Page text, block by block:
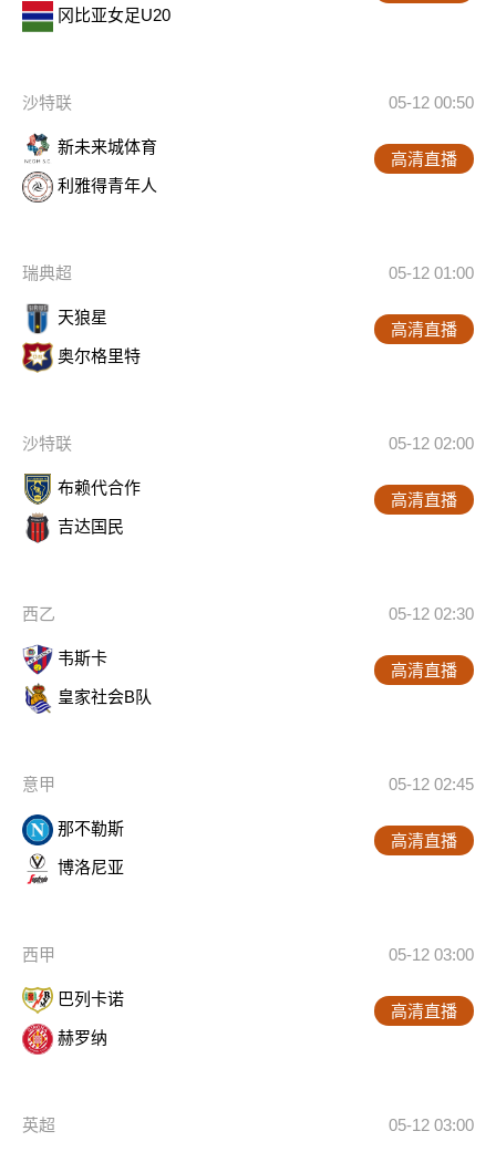
冈比亚女足U20
沙特联 05-12 00:50
新未来城体育
利雅得青年人
高清直播
瑞典超 05-12 01:00
天狼星
奥尔格里特
高清直播
沙特联 05-12 02:00
布赖代合作
吉达国民
高清直播
西乙 05-12 02:30
韦斯卡
皇家社会B队
高清直播
意甲 05-12 02:45
那不勒斯
博洛尼亚
高清直播
西甲 05-12 03:00
巴列卡诺
赫罗纳
高清直播
英超 05-12 03:00